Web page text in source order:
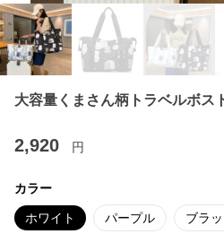
大容量くまさん柄トラベルボス
2,920 円
カラー
ホワイト パープル ブラ